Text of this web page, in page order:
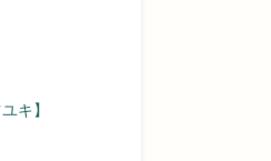
キ】